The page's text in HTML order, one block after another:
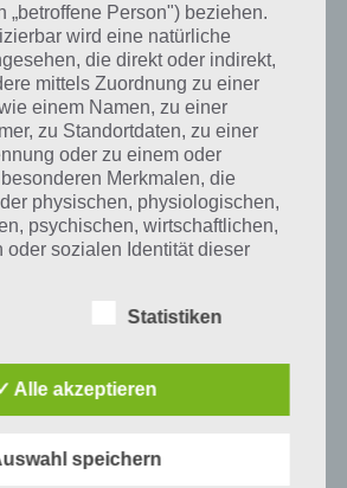
NÄCHSTER ARTIKEL
Wordalot Level
Lösung – Paket
für alle Level
„betroffene Person") beziehen.
wird eine natürliche
die direkt oder indirekt,
mittels Zuordnung zu einer
einem Namen, zu einer
zu Standortdaten, zu einer
oder zu einem oder
Merkmalen, die
physischen, physiologischen,
psychischen, wirtschaftlichen,
oder sozialen Identität dieser
natürliche Person, deren
Statistiken
Alle akzeptieren
speichern